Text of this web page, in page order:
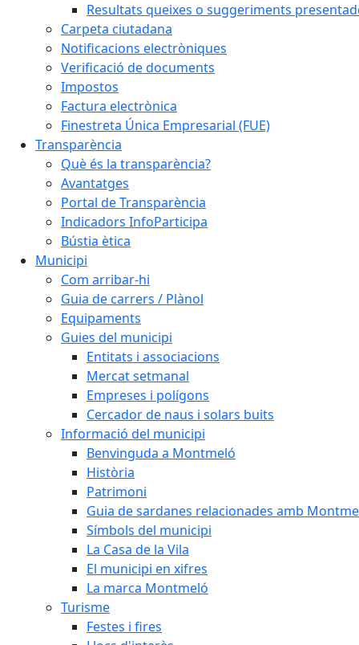
Resultats queixes o suggeriments
Carpeta ciutadana
Notificacions electròniques
Verificació de documents
Impostos
Factura electrònica
Finestreta Única Empresarial (FUE)
Transparència
Què és la transparència?
Avantatges
Portal de Transparència
Indicadors InfoParticipa
Bústia ètica
Municipi
Com arribar-hi
Guia de carrers / Plànol
Equipaments
Guies del municipi
Entitats i associacions
Mercat setmanal
Empreses i polígons
Cercador de naus i solars buits
Informació del municipi
Benvinguda a Montmeló
Història
Patrimoni
Guia de sardanes relacionades amb
Símbols del municipi
La Casa de la Vila
El municipi en xifres
La marca Montmeló
Turisme
Festes i fires